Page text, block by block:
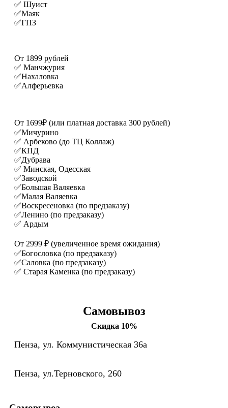
✅ Шуист
✅Маяк
✅ГПЗ
От 1899 рублей
✅ Манчжурия
✅Нахаловка
✅Алферьевка
От 1699₽ (или платная доставка 300 рублей)
✅Мичурино
✅ Арбеково (до ТЦ Коллаж)
✅КПД
✅Дубрава
✅ Минская, Одесская
✅Заводской
✅Большая Валяевка
✅Малая Валяевка
✅Воскресеновка (по предзаказу)
✅Ленино (по предзаказу)
✅ Ардым
От 2999 ₽ (увеличенное время ожидания)
✅Богословка (по предзаказу)
✅Саловка (по предзаказу)
✅ Старая Каменка (по предзаказу)
Самовывоз
Скидка 10%
Пенза, ул. Коммунистическая 36а
Пенза, ул.Терновского, 260